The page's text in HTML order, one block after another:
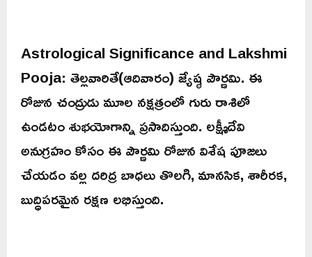
Astrological Significance and Lakshmi
Pooja: తెల్లవారితే(ఆదివారం) జ్యేష్ఠ పౌర్ణమి. ఈ
రోజున చంద్రుడు మూల నక్షత్రంలో గురు రాశిలో
ఉండటం శుభయోగాన్ని ప్రసాదిస్తుంది. లక్ష్మీదేవి
అనుగ్రహం కోసం ఈ పౌర్ణమి రోజున విశేష పూజలు
చేయడం వల్ల దరిద్ర బాధలు తొలగి, మానసిక, శారీరక,
బుద్ధిపరమైన రక్షణ లభిస్తుంది.